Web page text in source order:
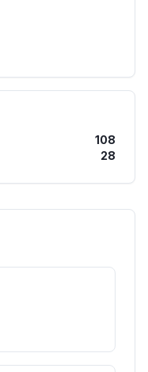
108
28